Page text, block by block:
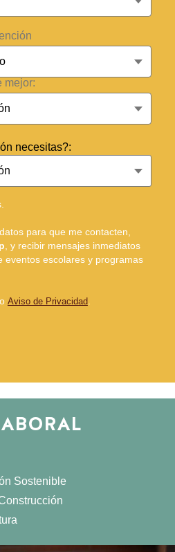
mejor:
necesitas?:
para que me contacten,
, y recibir mensajes inmediatos
eventos escolares y programas
Aviso de Privacidad.
Sostenible